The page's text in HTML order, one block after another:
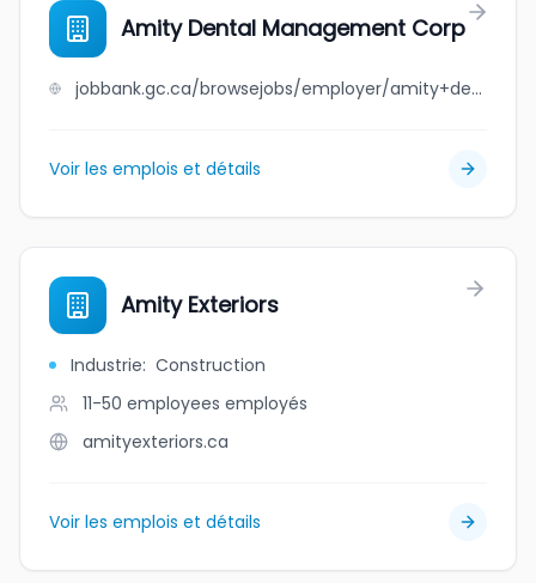
Amity Dental Management Corp
jobbank.gc.ca/browsejobs/employer/amity+dental+management+corp/ca
Voir les emplois et détails
Amity Exteriors
Industrie: Construction
11-50 employees employés
amityexteriors.ca
Voir les emplois et détails